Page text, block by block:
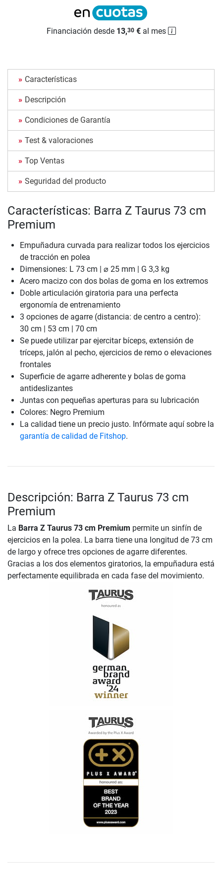
Financiación desde 13,30€al mes
Características
Descripción
Condiciones de Garantía
Test & valoraciones
Top Ventas
Seguridad del producto
Características: Barra Z Taurus 73 cm
Premium
Empuñadura curvada para realizar todos los ejercicios
de tracción en polea
Dimensiones: L 73 cm | ⌀ 25 mm | G 3,3 kg
Acero macizo con dos bolas de goma en los extremos
Doble articulación giratoria para una perfecta
ergonomía de entrenamiento
3 opciones de agarre (distancia: de centro a centro):
30 cm | 53 cm | 70 cm
Se puede utilizar par ejercitar bíceps, extensión de
tríceps, jalón al pecho, ejercicios de remo o elevaciones
frontales
Superficie de agarre adherente y bolas de goma
antideslizantes
Juntas con pequeñas aperturas para su lubricación
Colores: Negro Premium
La calidad tiene un precio justo. Infórmate aquí sobre la
garantía de calidad de Fitshop.
Descripción: Barra Z Taurus 73 cm
Premium
La Barra Z Taurus 73 cm Premium permite un sinfín de
ejercicios en la polea. La barra tiene una longitud de 73 cm
de largo y ofrece tres opciones de agarre diferentes.
Gracias a los dos elementos giratorios, la empuñadura está
perfectamente equilibrada en cada fase del movimiento.